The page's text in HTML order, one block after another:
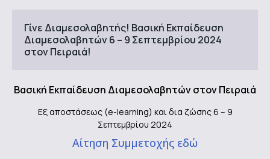
Γίνε Διαμεσολαβητής! Βασική Εκπαίδευση
Διαμεσολαβητών 6 – 9 Σεπτεμβρίου 2024
στον Πειραιά!
Βασική Εκπαίδευση Διαμεσολαβητών στον Πειραιά
Εξ αποστάσεως (e-learning) και δια ζώσης 6 – 9
Σεπτεμβρίου 2024
Αίτηση Συμμετοχής εδώ